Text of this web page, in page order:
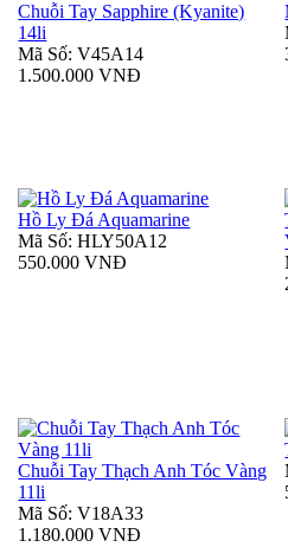
Chuỗi Tay Sapphire (Kyanite)
14li
Mã Số: V45A14
1.500.000 VNĐ
Hồ Ly Đá Aquamarine
Mã Số: HLY50A12
550.000 VNĐ
Chuỗi Tay Thạch Anh Tóc Vàng
11li
Mã Số: V18A33
1.180.000 VNĐ